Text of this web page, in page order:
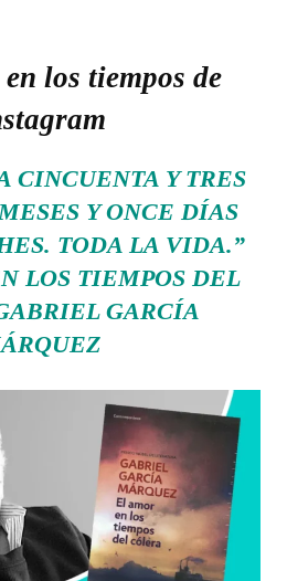
los tiempos de
CINCUENTA Y TRES
Y ONCE DÍAS
TODA LA VIDA.”
LOS TIEMPOS DEL
GARCÍA